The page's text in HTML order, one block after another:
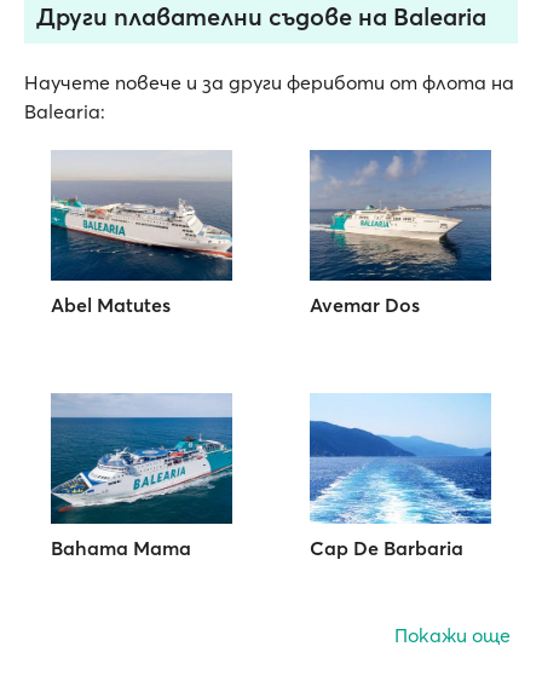
Други плавателни съдове на Balearia
Научете повече и за други фериботи от флота на
Balearia:
Abel Matutes Avemar Dos
Bahama Mama Cap De Barbaria
Покажи още